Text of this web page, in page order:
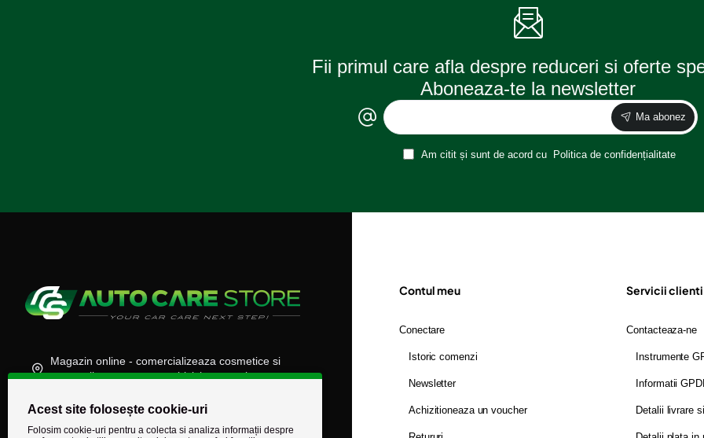
Fii primul care afla despre reduceri si oferte
Aboneaza-te la newsletter
Ma abonez
Am citit și sunt de acord cu Politica de confidențialitate
Magazin online - comercializeaza cosmetice si
accesorii auto, moto, atv, biciclete, camioane
(+40) 745 848 890
comenzi@autocarestore.ro
Contul meu
Conectare
Istoric comenzi
Newsletter
Achizitioneaza un voucher
Servicii clienti
Contacteaza-ne
Instrumente
Informatii
Detalii livrare
Acest site folosește cookie-uri
Folosim cookie-uri pentru a colecta si analiza informații despre